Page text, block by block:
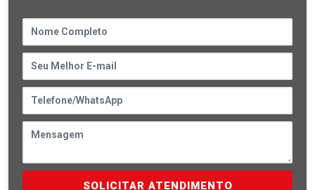
SOLICITAR ATENDIMENTO